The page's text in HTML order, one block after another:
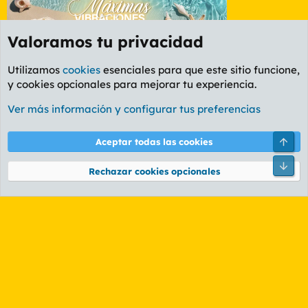
Foro Rapiñas
Cookies
PL OLDSTYLE AMARILLO
Términos y reglas Política de privacidad Ayuda
Community platform by XenForo® © 2010-2026 XenForo Ltd.
Valoramos tu privacidad
Utilizamos cookies esenciales para que este sitio funcione,
y cookies opcionales para mejorar tu experiencia.
Ver más información y configurar tus preferencias
Aceptar todas las cookies
Rechazar cookies opcionales
Pie